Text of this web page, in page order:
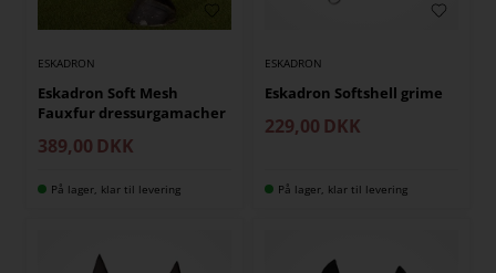
ESKADRON
Eskadron Soft Mesh
Fauxfur dressurgamacher
389,00 DKK
På lager, klar til levering
ESKADRON
Eskadron Softshell grime
229,00 DKK
På lager, klar til levering